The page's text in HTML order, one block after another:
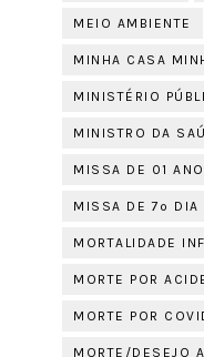
MEIO AMBIENTE
MINHA CASA
MINISTÉRIO
MINISTRO DA
MISSA DE 01
MISSA DE 7º DIA
MORTALIDADE
MORTE POR
MORTE POR
MORTE/DESEJO